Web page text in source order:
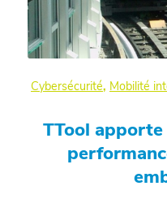
Cybersécurité, Mobilité
TTool